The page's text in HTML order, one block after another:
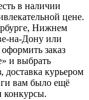
в наличии
цене.
Нижнем
на-Дону или
заказ
и выбрать
доставка курьером
вам было ещё
конкурсы.